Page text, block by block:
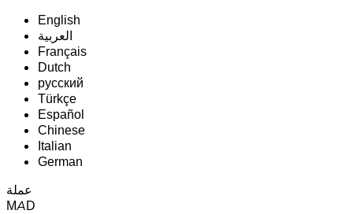
English
‏العربية‏
Français
Dutch
русский
Türkçe
Español
Chinese
Italian
German
عملة
MAD